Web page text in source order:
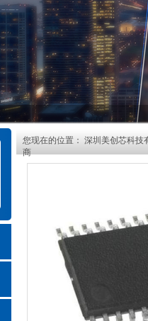
您现在的位置： 深圳美创芯科技
商